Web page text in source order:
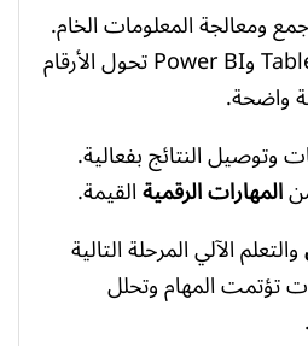
ومعالجة المعلومات الخام.
برامج التصور مثل Tableau وPower BI تحول الأرقام
واضحة.
وتوصيل النتائج بفعالية.
المهارات الرقميةالقيمة.
والتعلم الآلي المرحلة التالية
تؤتمت المهام وتحلل